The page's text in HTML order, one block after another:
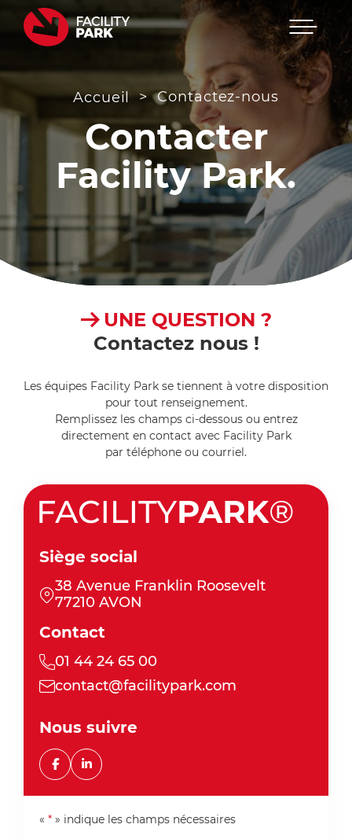
contenu
Accueil > Contactez-nous
Contacter
Facility Park.
UNE QUESTION ?
Contactez nous !
Les équipes Facility Park se tiennent à votre disposition
pour tout renseignement.
Remplissez les champs ci-dessous ou entrez
directement en contact avec Facility Park
par téléphone ou courriel.
Siège social
38 Avenue Franklin Roosevelt
77210 AVON
Contact
01 44 24 65 00
contact@facilitypark.com
Nous suivre
« * » indique les champs nécessaires